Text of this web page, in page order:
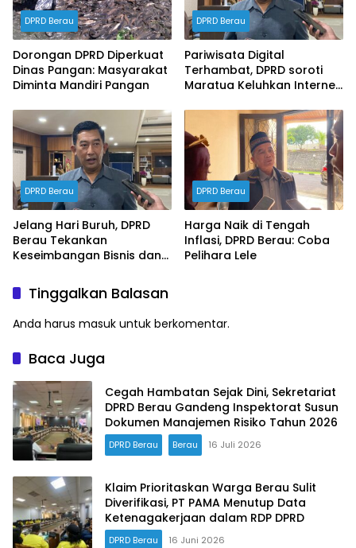
DPRD Berau
Dorongan DPRD Diperkuat
Dinas Pangan: Masyarakat
Diminta Mandiri Pangan
DPRD Berau
Pariwisata Digital
Terhambat, DPRD soroti
Maratua Keluhkan Internet
DPRD Berau
Jelang Hari Buruh, DPRD
Berau Tekankan
Keseimbangan Bisnis dan
DPRD Berau
Harga Naik di Tengah
Inflasi, DPRD Berau: Coba
Pelihara Lele
Tinggalkan Balasan
Anda harus masuk untuk berkomentar.
Baca Juga
Cegah Hambatan Sejak Dini, Sekretariat
DPRD Berau Gandeng Inspektorat Susun
Dokumen Manajemen Risiko Tahun 2026
DPRD Berau Berau 16 Juli 2026
Klaim Prioritaskan Warga Berau Sulit
Diverifikasi, PT PAMA Menutup Data
Ketenagakerjaan dalam RDP DPRD
DPRD Berau 16 Juni 2026